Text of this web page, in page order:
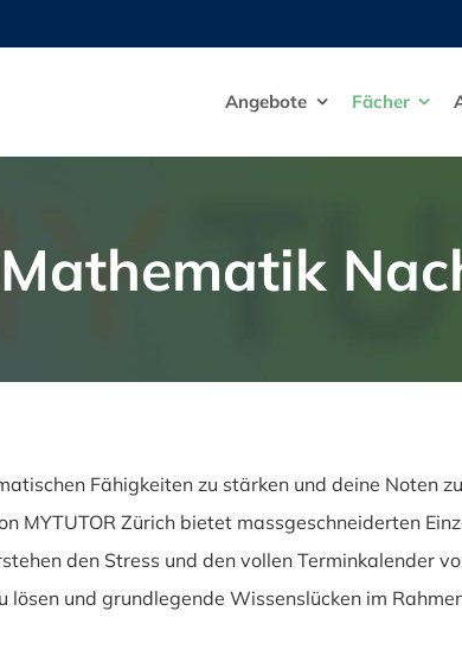
Angebote Fächer
Fähigkeiten zu stärken und deine Noten
MYTUTOR Zürich bietet massgeschneiderten
den Stress und den vollen Terminkalender
und grundlegende Wissenslücken im